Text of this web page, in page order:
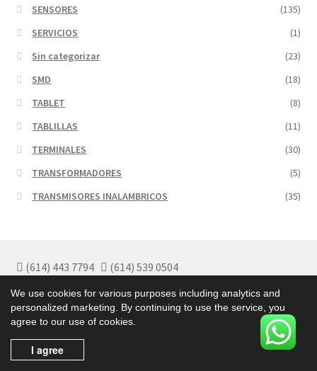
SENSORES
(135)
SERVICIOS
(1)
Sin categorizar
(23)
SMD
(18)
TABLET
(8)
TABLILLAS
(11)
TERMINALES
(30)
TRANSFORMADORES
(5)
TRANSMISORES INALAMBRICOS
(35)
(614) 443 7794
(614) 539 0504
Políticas de Privacidad
Términos y Condiciones
We use cookies for various purposes including analytics and
personalized marketing. By continuing to use the service, you
agree to our use of cookies.
I agree